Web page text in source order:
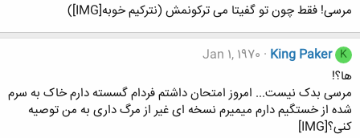
مرسی! فقط چون تو گفیتا می ترکونمش (نترکیم خوبه[IMG])
K
King Paker
Jan 1, 1970
ها؟!
مرسی بدک نیست... امروز امتحان داشتم فردام گسسته دارم خاک به سرم
شده از خستگیم دارم میمیرم نسخه ای غیر از مرگ داری به من توصیه
کنی؟[IMG]